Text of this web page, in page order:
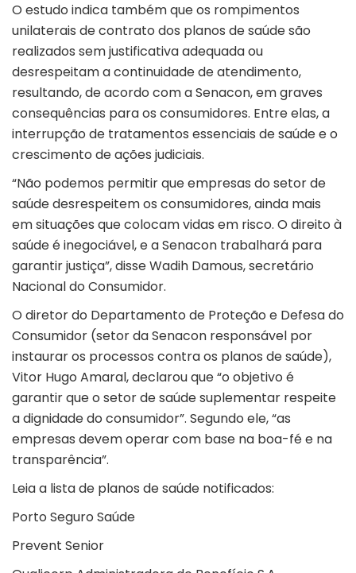
O estudo indica também que os rompimentos
unilaterais de contrato dos planos de saúde são
realizados sem justificativa adequada ou
desrespeitam a continuidade de atendimento,
resultando, de acordo com a Senacon, em graves
consequências para os consumidores. Entre elas, a
interrupção de tratamentos essenciais de saúde e o
crescimento de ações judiciais.
“Não podemos permitir que empresas do setor de
saúde desrespeitem os consumidores, ainda mais
em situações que colocam vidas em risco. O direito à
saúde é inegociável, e a Senacon trabalhará para
garantir justiça”, disse Wadih Damous, secretário
Nacional do Consumidor.
O diretor do Departamento de Proteção e Defesa do
Consumidor (setor da Senacon responsável por
instaurar os processos contra os planos de saúde),
Vitor Hugo Amaral, declarou que “o objetivo é
garantir que o setor de saúde suplementar respeite
a dignidade do consumidor”. Segundo ele, “as
empresas devem operar com base na boa-fé e na
transparência”.
Leia a lista de planos de saúde notificados:
Porto Seguro Saúde
Prevent Senior